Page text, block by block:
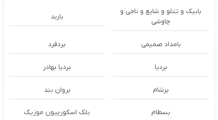
بابیک و تتلو و شایع و ناجی و
چاوشی
باربد
بامداد صمیمی بردفرد
بردیا بردیا بهادر
برشام بروان بند
بسطام بلک اسکورپیون موزیک